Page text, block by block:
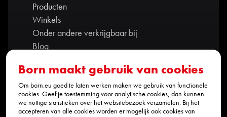
Born maakt gebruik van cookies
Om born.eu goed te laten werken maken we gebruik van functionele
cookies. Geef je toestemming voor analytische cookies, dan kunnen
we nuttige statistieken over het websitebezoek verzamelen. Bij het
accepteren van alle cookies worden er mogelijk ook cookies van
Producten
Winkels
Onder andere verkrijgbaar bij
Blog
Ambassadors
Partners
Cookie policy
Privacy policy